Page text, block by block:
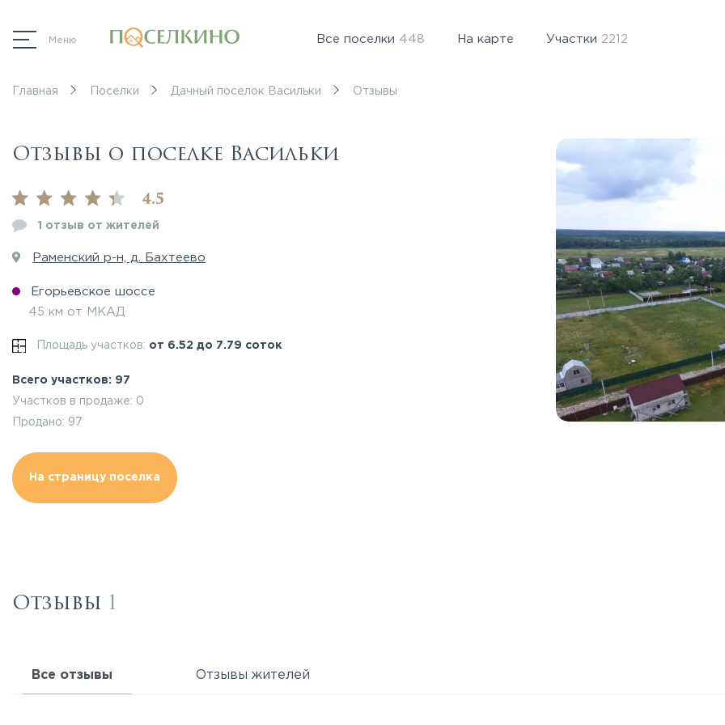
Меню Все поселки 448 На карте Участки 2212
Главная Поселки Дачный поселок Васильки Отзывы
Отзывы о поселке Васильки
4.5
1 отзыв от жителей
Раменский р-н, д. Бахтеево
Егорьевское шоссе
45 км от МКАД
Площадь участков: от 6.52 до 7.79 соток
Всего участков: 97
Участков в продаже: 0
Продано: 97
На страницу поселка
Отзывы 1
Все отзывы Отзывы жителей